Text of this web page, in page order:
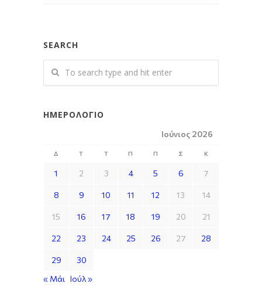
SEARCH
ΗΜΕΡΟΛΌΓΙΟ
Ιούνιος 2026
Δ Τ Τ Π Π Σ Κ
1 2 3 4 5 6 7
8 9 10 11 12 13 14
15 16 17 18 19 20 21
22 23 24 25 26 27 28
29
30
« Μάι Ιούλ »